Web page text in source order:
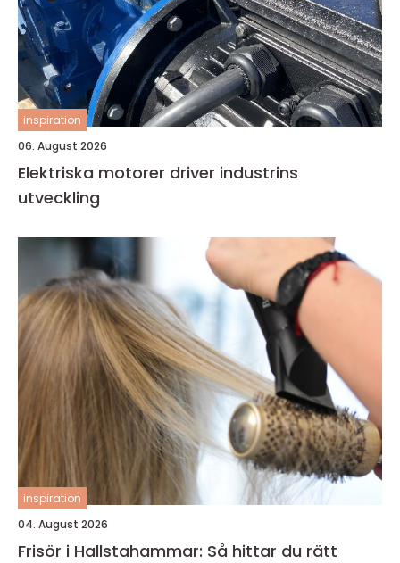
inspiration
06. August 2026
Elektriska motorer driver industrins
utveckling
inspiration
04. August 2026
Frisör i Hallstahammar: Så hittar du rätt